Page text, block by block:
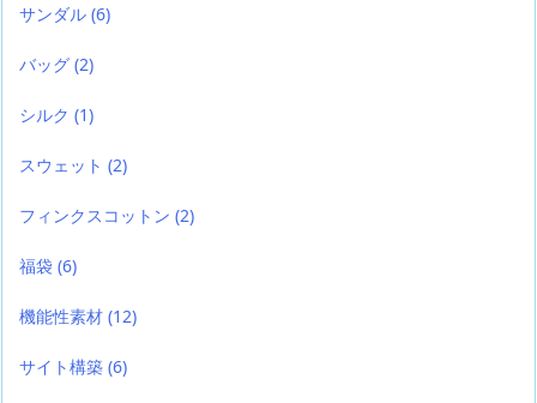
サンダル (6)
バッグ (2)
シルク (1)
スウェット (2)
フィンクスコットン (2)
福袋 (6)
機能性素材 (12)
サイト構築 (6)